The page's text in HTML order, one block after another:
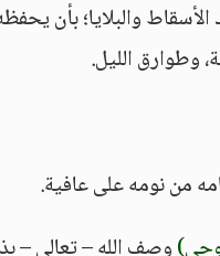
والبلايا؛ بأن
وطوارق الليل.
من نومه على عافية.